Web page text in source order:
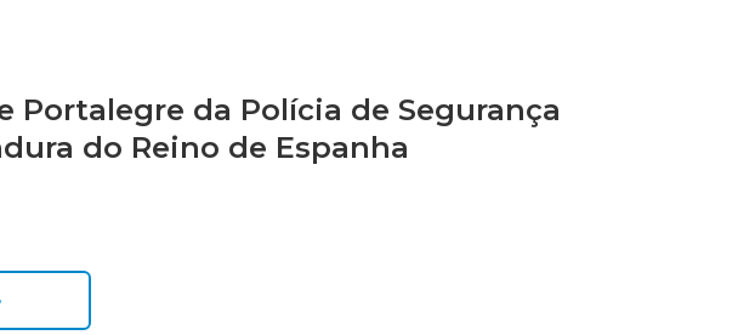
da Polícia de Segurança
do Reino de Espanha